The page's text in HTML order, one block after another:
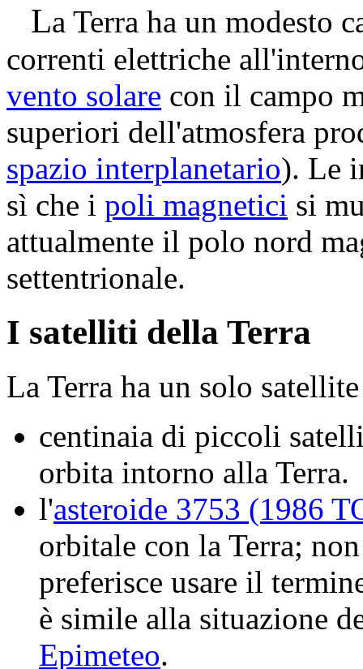
La Terra ha un modesto
correnti elettriche
vento solare con il campo
superiori dell'atmosfera
spazio interplanetario). Le
sì che i poli magnetici si
attualmente il polo nord
settentrionale.
I satelliti della Terra
La Terra ha un solo
centinaia di piccoli
orbita intorno alla Terra.
l'asteroide 3753 (1986
orbitale con la Terra;
preferisce usare il
è simile alla situazione
Epimeteo.